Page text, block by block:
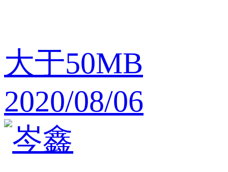
大于50MB
2020/08/06